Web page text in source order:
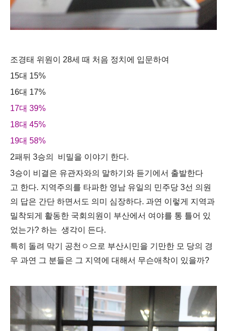
조경태 위원이 28세 때 처음 정치에 입문하여
15대 15%
16대 17%
17대 39%
18대 45%
19대 58%
2패뒤 3승의 비밀을 이야기 한다.
3승이 비결은 유관자와의 말하기와 듣기에서 출발한다
고 한다. 지역주의를 타파한 영남 유일의 민주당 3선 의원
의 답은 간단 하면서도 의미 심장하다. 과연 이렇게 지역과
밀착되게 활동한 국회의원이 부산에서 여야를 통 틀어 있
었는가? 하는 생각이 든다.
특히 돌려 막기 공천ㅇ으로 부산시민을 기만한 모 당의 경
우 과연 그 분들은 그 지역에 대해서 무슨애착이 있을까?